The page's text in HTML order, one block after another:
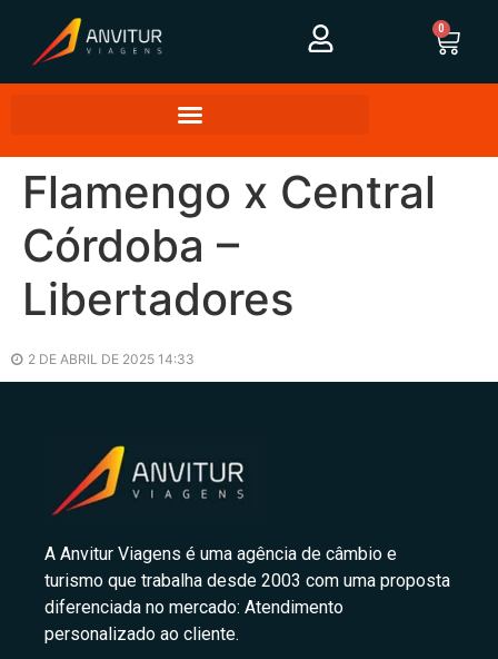
0
Flamengo x Central
Córdoba –
Libertadores
2 DE ABRIL DE 2025 14:33
A Anvitur Viagens é uma agência de câmbio e
turismo que trabalha desde 2003 com uma proposta
diferenciada no mercado: Atendimento
personalizado ao cliente.